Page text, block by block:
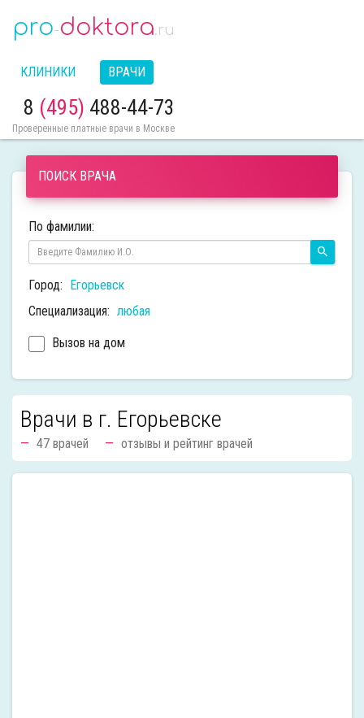
pro-doktora.ru
КЛИНИКИ ВРАЧИ
8 (495) 488-44-73
Проверенные платные врачи в Москве
ПОИСК ВРАЧА
По фамилии:
Город: Егорьевск
Специализация: любая
Вызов на дом
Врачи в г. Егорьевске
47 врачей отзывы и рейтинг врачей